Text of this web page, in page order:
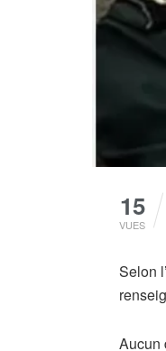
15
VUES
Selon
Aucun